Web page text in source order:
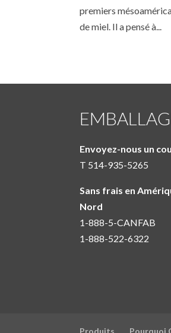
premiers
de miel. Il a pensé à...
Envoyez-nous un
T 514-935-5265
Sans frais en
Nord
1-888-5-CANFAB
1-888-522-6322
Produits Pourquoi